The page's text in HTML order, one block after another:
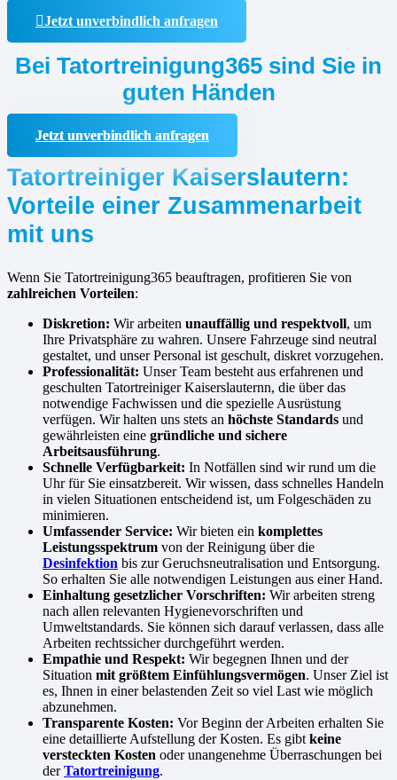
Jetzt unverbindlich anfragen
Bei Tatortreinigung365 sind Sie in
guten Händen
Jetzt unverbindlich anfragen
Tatortreiniger Kaiserslautern:
Vorteile einer Zusammenarbeit
mit uns
Wenn Sie Tatortreinigung365 beauftragen, profitieren Sie von
zahlreichen Vorteilen:
Diskretion: Wir arbeiten unauffällig und respektvoll, um
Ihre Privatsphäre zu wahren. Unsere Fahrzeuge sind neutral
gestaltet, und unser Personal ist geschult, diskret vorzugehen.
Professionalität: Unser Team besteht aus erfahrenen und
geschulten Tatortreiniger Kaiserslauternn, die über das
notwendige Fachwissen und die spezielle Ausrüstung
verfügen. Wir halten uns stets an höchste Standards und
gewährleisten eine gründliche und sichere
Arbeitsausführung.
Schnelle Verfügbarkeit: In Notfällen sind wir rund um die
Uhr für Sie einsatzbereit. Wir wissen, dass schnelles Handeln
in vielen Situationen entscheidend ist, um Folgeschäden zu
minimieren.
Umfassender Service: Wir bieten ein komplettes
Leistungsspektrum von der Reinigung über die
Desinfektion bis zur Geruchsneutralisation und Entsorgung.
So erhalten Sie alle notwendigen Leistungen aus einer Hand.
Einhaltung gesetzlicher Vorschriften: Wir arbeiten streng
nach allen relevanten Hygienevorschriften und
Umweltstandards. Sie können sich darauf verlassen, dass alle
Arbeiten rechtssicher durchgeführt werden.
Empathie und Respekt: Wir begegnen Ihnen und der
Situation mit größtem Einfühlungsvermögen. Unser Ziel ist
es, Ihnen in einer belastenden Zeit so viel Last wie möglich
abzunehmen.
Transparente Kosten: Vor Beginn der Arbeiten erhalten Sie
eine detaillierte Aufstellung der Kosten. Es gibt keine
versteckten Kosten oder unangenehme Überraschungen bei
derTatortreinigung.